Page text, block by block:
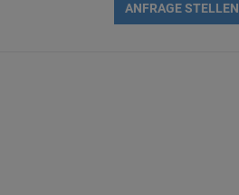
ANFRAGE STELLEN